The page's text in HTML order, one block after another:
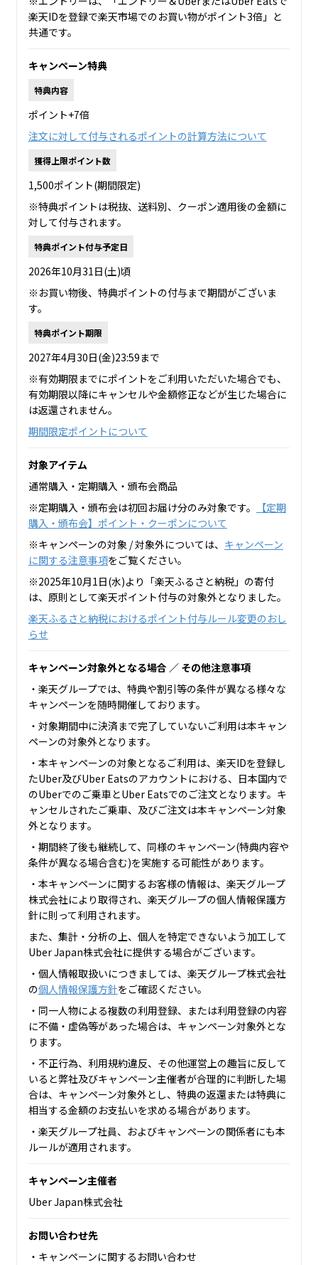
楽天IDを登録で楽天市場でのお買い物がポイント3倍」と
共通です。
キャンペーン特典
特典内容
ポイント+7倍
注文に対して付与されるポイントの計算方法について
獲得上限ポイント数
1,500ポイント(期間限定)
※特典ポイントは税抜、送料別、クーポン適用後の金額に
対して付与されます。
特典ポイント付与予定日
2026年10月31日(土)頃
※お買い物後、特典ポイントの付与まで期間がございま
す。
特典ポイント期限
2027年4月30日(金)23:59まで
※有効期限までにポイントをご利用いただいた場合でも、
有効期限以降にキャンセルや金額修正などが生じた場合に
は返還されません。
期間限定ポイントについて
対象アイテム
通常購入・定期購入・頒布会商品
※定期購入・頒布会は初回お届け分のみ対象です。
【定期
購入・頒布会】ポイント・クーポンについて
※キャンペーンの対象 / 対象外については、 キャンペーン
に関する注意事項をご覧ください。
※2025年10月1日(水)より「楽天ふるさと納税」の寄付
は、原則として楽天ポイント付与の対象外となりました。
楽天ふるさと納税におけるポイント付与ルール変更のおし
らせ
キャンペーン対象外となる場合 ／ その他注意事項
・楽天グループでは、特典や割引等の条件が異なる様々な
キャンペーンを随時開催しております。
・対象期間中に決済まで完了していないご利用は本キャン
ペーンの対象外となります。
・本キャンペーンの対象となるご利用は、楽天IDを登録し
たUber及びUber Eatsのアカウントにおける、日本国内で
のUberでのご乗車とUber Eatsでのご注文となります。キ
ャンセルされたご乗車、及びご注文は本キャンペーン対象
外となります。
・期間終了後も継続して、同様のキャンペーン(特典内容や
条件が異なる場合含む)を実施する可能性があります。
・本キャンペーンに関するお客様の情報は、楽天グループ
株式会社により取得され、楽天グループの個人情報保護方
針に則って利用されます。
また、集計・分析の上、個人を特定できないよう加工して
Uber Japan株式会社に提供する場合がございます。
・個人情報取扱いにつきましては、楽天グループ株式会社
の個人情報保護方針をご確認ください。
・同一人物による複数の利用登録、または利用登録の内容
に不備・虚偽等があった場合は、キャンペーン対象外とな
ります。
・不正行為、利用規約違反、その他運営上の趣旨に反して
いると弊社及びキャンペーン主催者が合理的に判断した場
合は、キャンペーン対象外とし、特典の返還または特典に
相当する金額のお支払いを求める場合があります。
・楽天グループ社員、およびキャンペーンの関係者にも本
ルールが適用されます。
キャンペーン主催者
Uber Japan株式会社
お問い合わせ先
・キャンペーンに関するお問い合わせ